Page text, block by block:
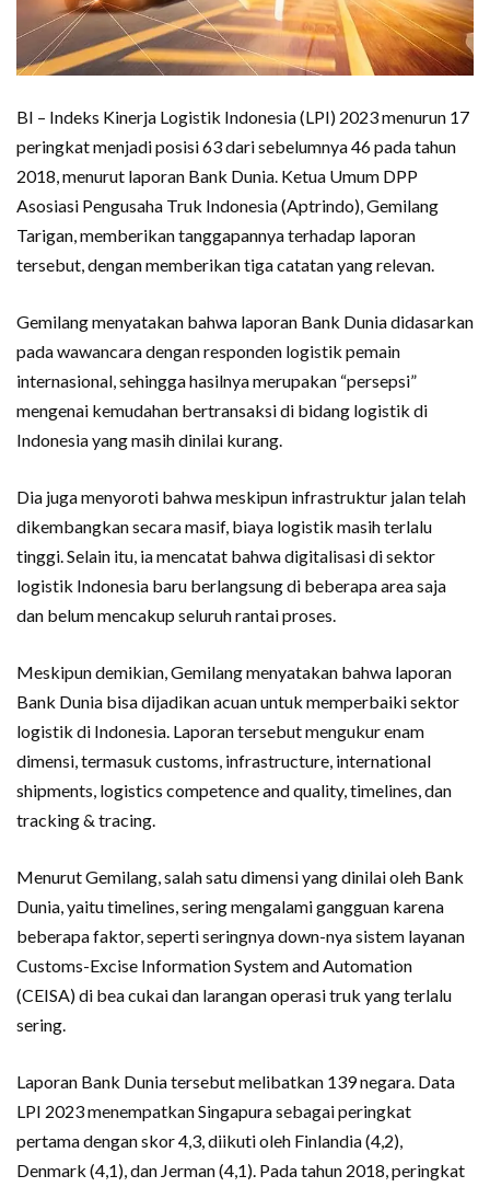
BI – Indeks Kinerja Logistik Indonesia (LPI) 2023 menurun 17
peringkat menjadi posisi 63 dari sebelumnya 46 pada tahun
2018, menurut laporan Bank Dunia. Ketua Umum DPP
Asosiasi Pengusaha Truk Indonesia (Aptrindo), Gemilang
Tarigan, memberikan tanggapannya terhadap laporan
tersebut, dengan memberikan tiga catatan yang relevan.
Gemilang menyatakan bahwa laporan Bank Dunia didasarkan
pada wawancara dengan responden logistik pemain
internasional, sehingga hasilnya merupakan “persepsi”
mengenai kemudahan bertransaksi di bidang logistik di
Indonesia yang masih dinilai kurang.
Dia juga menyoroti bahwa meskipun infrastruktur jalan telah
dikembangkan secara masif, biaya logistik masih terlalu
tinggi. Selain itu, ia mencatat bahwa digitalisasi di sektor
logistik Indonesia baru berlangsung di beberapa area saja
dan belum mencakup seluruh rantai proses.
Meskipun demikian, Gemilang menyatakan bahwa laporan
Bank Dunia bisa dijadikan acuan untuk memperbaiki sektor
logistik di Indonesia. Laporan tersebut mengukur enam
dimensi, termasuk customs, infrastructure, international
shipments, logistics competence and quality, timelines, dan
tracking & tracing.
Menurut Gemilang, salah satu dimensi yang dinilai oleh Bank
Dunia, yaitu timelines, sering mengalami gangguan karena
beberapa faktor, seperti seringnya down-nya sistem layanan
Customs-Excise Information System and Automation
(CEISA) di bea cukai dan larangan operasi truk yang terlalu
sering.
Laporan Bank Dunia tersebut melibatkan 139 negara. Data
LPI 2023 menempatkan Singapura sebagai peringkat
pertama dengan skor 4,3, diikuti oleh Finlandia (4,2),
Denmark (4,1), dan Jerman (4,1). Pada tahun 2018, peringkat